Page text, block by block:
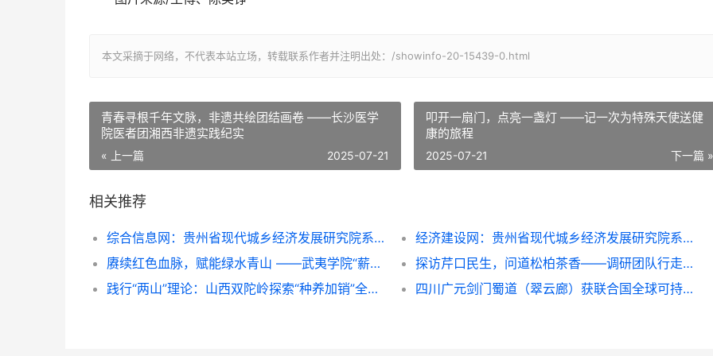
本文采摘于网络，不代表本站立场，转载联系作者并注明出处：/showinfo-20-15439-0.html
青春寻根千年文脉，非遗共绘团结画卷 ——长沙医学
院医者团湘西非遗实践纪实
« 上一篇 2025-07-21
叩开一扇门，点亮一盏灯 ——记一次为特殊天使送健
康的旅程
下一篇 »
2025-07-21
相关推荐
综合信息网：贵州省现代城乡经济发展研究院系列报道之一
经济建设网：贵州省现代城乡经济发展研究院系列报道之一
赓续红色血脉，赋能绿水青山 ——武夷学院“薪火青绿”实践团队深入金坑乡调研红绿融合发展
探访芹口民生，问道松柏茶香——调研团队行走环带看振兴
践行“两山”理论：山西双陀岭探索“种养加销”全链模式，助力乡村振兴
四川广元剑门蜀道（翠云廊）获联合国全球可持续“地球家园”范例奖